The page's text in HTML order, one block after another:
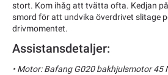
stort. Kom ihåg att tvätta ofta. Kedjan
smord för att undvika överdrivet slitage
drivmomentet.
Assistansdetaljer:
• Motor: Bafang G020 bakhjulsmotor 45